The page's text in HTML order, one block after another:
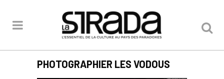
PHOTOGRAPHIER LES VODOUS